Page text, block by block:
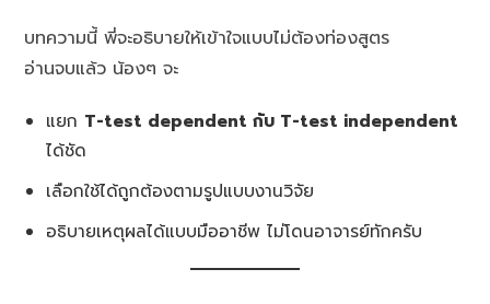
บทความนี้ พี่จะอธิบายให้เข้าใจแบบไม่ต้องท่องสูตร
อ่านจบแล้ว น้องๆ จะ
แยก T-test dependent กับ T-test independent
ได้ชัด
เลือกใช้ได้ถูกต้องตามรูปแบบงานวิจัย
อธิบายเหตุผลได้แบบมืออาชีพ ไม่โดนอาจารย์ทักครับ